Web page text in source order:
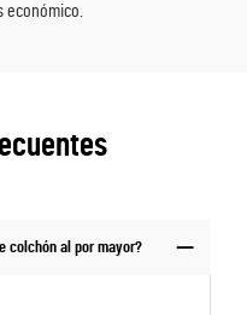
colchón al por mayor?